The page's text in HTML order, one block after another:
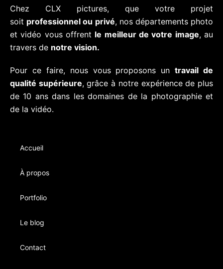
Chez CLX pictures, que votre projet
soit professionnel ou privé, nos départements photo
et vidéo vous offrent le meilleur de votre image, au
travers de notre vision.
Pour ce faire, nous vous proposons untravail de
qualité supérieure, grâce à notre expérience de plus
de 10 ans dans les domaines de la photographie et
de la vidéo.
Accueil
À propos
Portfolio
Le blog
Contact